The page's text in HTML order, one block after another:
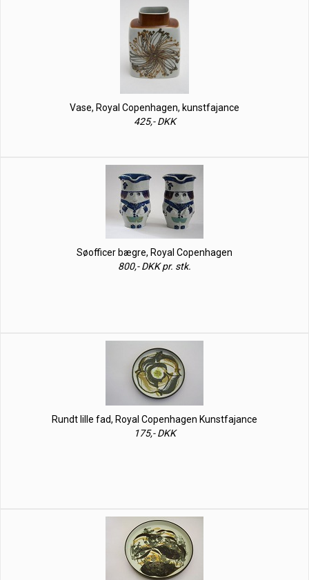
Vase, Royal Copenhagen, kunstfajance
425,- DKK
Søofficer bægre, Royal Copenhagen
800,- DKK pr. stk.
Rundt lille fad, Royal Copenhagen Kunstfajance
175,- DKK